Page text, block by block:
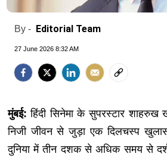
By - Editorial Team
27 June 2026 8:32 AM
मुंबई:हिंदी सिनेमा के सुपरस्टार
निजी जीवन से जुड़ा एक दिलचस्प
दुनिया में तीन दशक से अधिक समय से